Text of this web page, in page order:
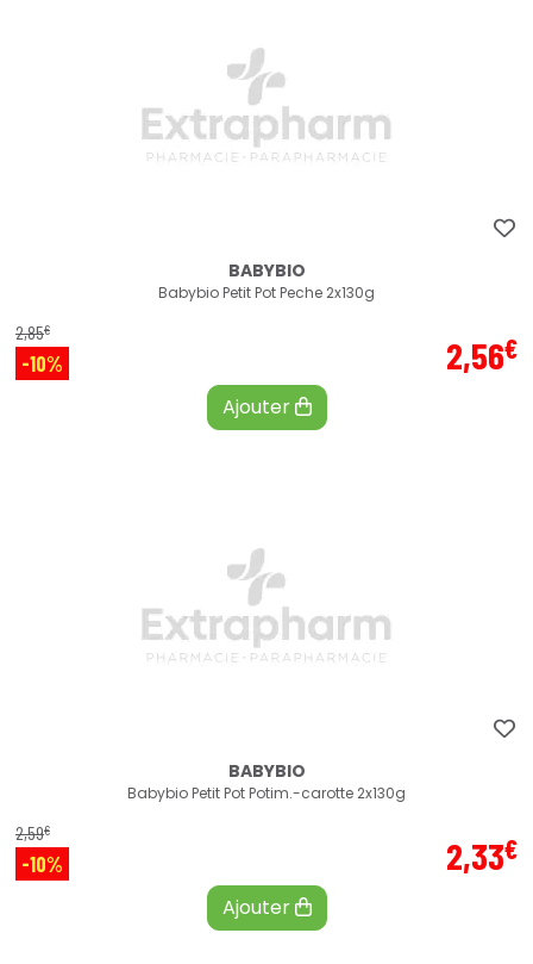
BABYBIO
Babybio Petit Pot Peche 2x130g
2,85€
-10% 2,56€
Ajouter
BABYBIO
Babybio Petit Pot Potim.-carotte 2x130g
2,59€
-10% 2,33€
Ajouter